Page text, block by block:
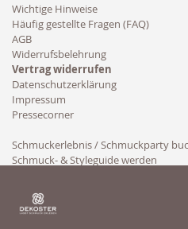
Wichtige Hinweise
Häufig gestellte Fragen (FAQ)
AGB
Widerrufsbelehrung
Vertrag widerrufen
Datenschutzerklärung
Impressum
Pressecorner
Schmuckerlebnis / Schmuckparty
Schmuck- & Styleguide werden